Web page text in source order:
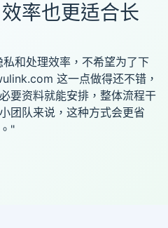
率也更适合长
和处理效率，不希望为了下
这一点做得还不错，
要资料就能安排，整体流程干
团队来说，这种方式会更省
"